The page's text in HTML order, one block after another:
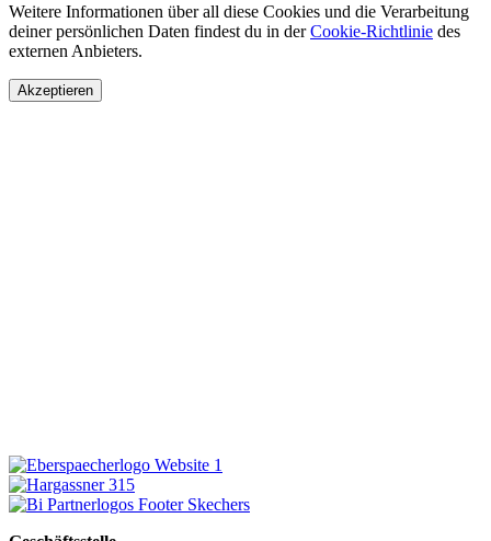
Weitere Informationen über all diese Cookies und die Verarbeitung
deiner persönlichen Daten findest du in derCookie-Richtlinie des
externen Anbieters.
Akzeptieren